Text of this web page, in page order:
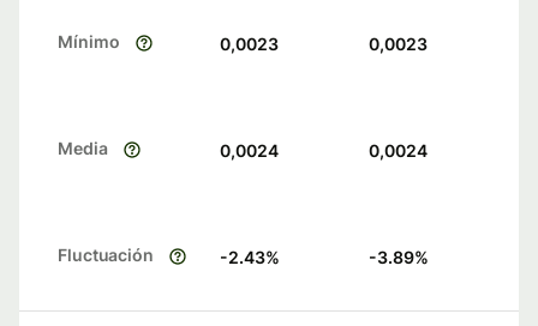
Mínimo 0,0023 0,0023
Media 0,0024 0,0024
Fluctuación -2.43% -3.89%